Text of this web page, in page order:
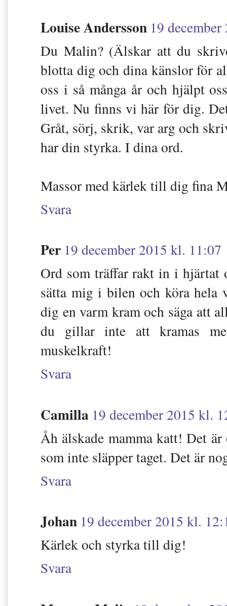
Louise Andersson 19
Du Malin? (Älskar att du
blotta dig och dina känslor för
oss i så många år och hjälpt
livet. Nu finns vi här för dig.
Gråt, sörj, skrik, var arg och
har din styrka. I dina ord.
Massor med kärlek till dig fina
Svara
Per 19 december 2015 kl. 11:07
Ord som träffar rakt in i
sätta mig i bilen och köra hela
dig en varm kram och säga att
du gillar inte att kramas
muskelkraft!
Svara
Camilla 19 december 2015 kl.
Åh älskade mamma katt! Det
som inte släpper taget. Det är
Svara
Johan 19 december 2015 kl.
Kärlek och styrka till dig!
Svara